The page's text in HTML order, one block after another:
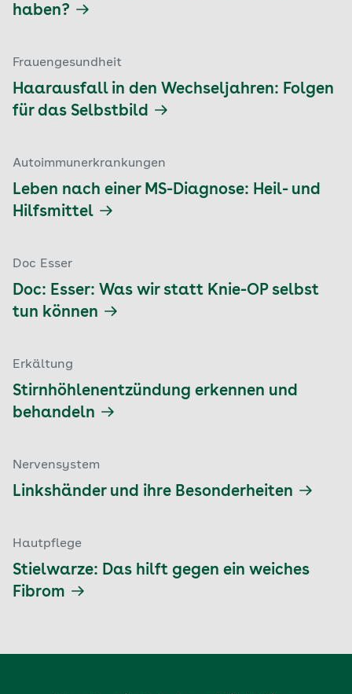
haben?
Frauengesundheit
Haarausfall in den Wechseljahren: Folgen
für das Selbstbild
Autoimmunerkrankungen
Leben nach einer MS-Diagnose: Heil- und
Hilfsmittel
Doc Esser
Doc: Esser: Was wir statt Knie-OP selbst
tun können
Erkältung
Stirnhöhlenentzündung erkennen und
behandeln
Nervensystem
Linkshänder und ihre Besonderheiten
Hautpflege
Stielwarze: Das hilft gegen ein weiches
Fibrom